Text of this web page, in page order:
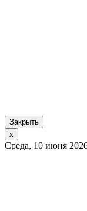
Закрыть
x
Среда, 10 июня